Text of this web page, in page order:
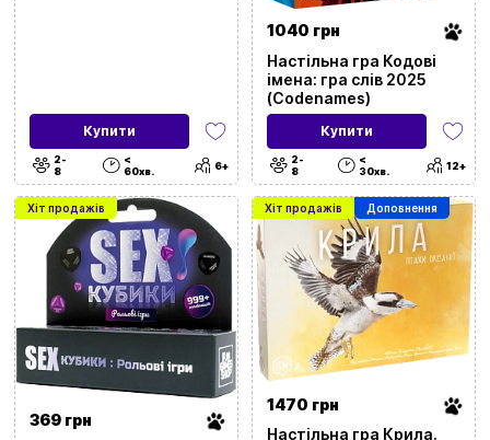
Купити
2-
8
<
60хв.
6+
1040 грн
Настільна гра Кодові
імена: гра слів 2025
(Codenames)
Купити
2-
8
<
30хв.
12+
Хіт продажів
369 грн
Хіт продажів Доповнення
1470 грн
Настільна гра Крила.